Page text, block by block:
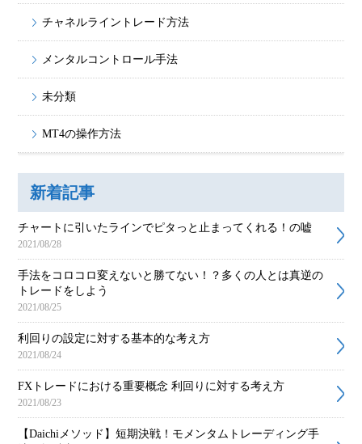
チャネルライントレード方法
メンタルコントロール手法
未分類
MT4の操作方法
新着記事
チャートに引いたラインでピタっと止まってくれる！の嘘
2021/08/28
手法をコロコロ変えないと勝てない！？多くの人とは真逆の
トレードをしよう
2021/08/25
利回りの設定に対する基本的な考え方
2021/08/24
FXトレードにおける重要概念 利回りに対する考え方
2021/08/23
【Daichiメソッド】短期決戦！モメンタムトレーディング手